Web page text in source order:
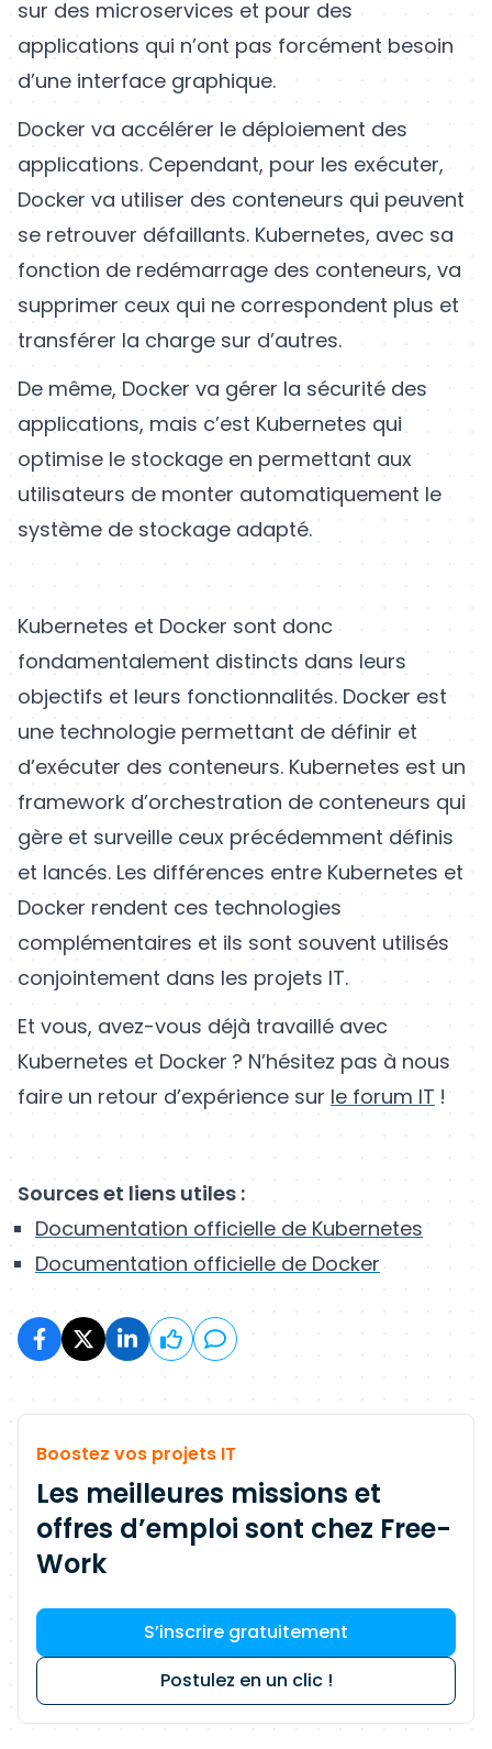
sur des microservices et pour des
applications qui n’ont pas forcément besoin
d’une interface graphique.
Docker va accélérer le déploiement des
applications. Cependant, pour les exécuter,
Docker va utiliser des conteneurs qui peuvent
se retrouver défaillants. Kubernetes, avec sa
fonction de redémarrage des conteneurs, va
supprimer ceux qui ne correspondent plus et
transférer la charge sur d’autres.
De même, Docker va gérer la sécurité des
applications, mais c’est Kubernetes qui
optimise le stockage en permettant aux
utilisateurs de monter automatiquement le
système de stockage adapté.
Kubernetes et Docker sont donc
fondamentalement distincts dans leurs
objectifs et leurs fonctionnalités. Docker est
une technologie permettant de définir et
d’exécuter des conteneurs. Kubernetes est un
framework d’orchestration de conteneurs qui
gère et surveille ceux précédemment définis
et lancés. Les différences entre Kubernetes et
Docker rendent ces technologies
complémentaires et ils sont souvent utilisés
conjointement dans les projets IT.
Et vous, avez-vous déjà travaillé avec
Kubernetes et Docker ? N’hésitez pas à nous
faire un retour d’expérience sur le forum IT !
Sources et liens utiles :
Documentation officielle de Kubernetes
Documentation officielle de Docker
Boostez vos projets IT
Les meilleures missions et
offres d’emploi sont chez Free-
Work
S’inscrire gratuitement
Postulez en un clic !